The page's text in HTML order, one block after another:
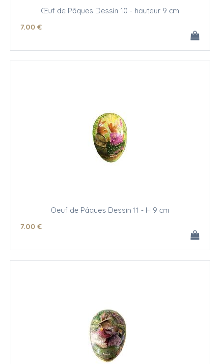
Œuf de Pâques Dessin 10 - hauteur 9 cm
7.00 €
Oeuf de Pâques Dessin 11 - H 9 cm
7.00 €